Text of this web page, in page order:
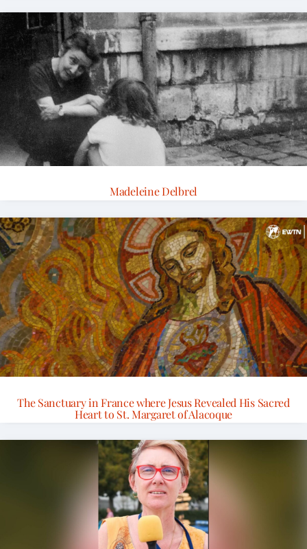
Madeleine Delbrel
The Sanctuary in France where Jesus Revealed His Sacred
Heart to St. Margaret of Alacoque